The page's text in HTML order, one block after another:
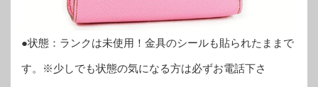
●状態：ランクは未使用！金具のシールも貼られたままで
す。※少しでも状態の気になる方は必ずお電話下さ